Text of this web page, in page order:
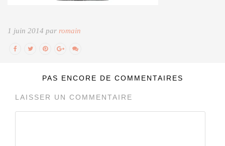
1 juin 2014 par romain
PAS ENCORE DE COMMENTAIRES
LAISSER UN COMMENTAIRE